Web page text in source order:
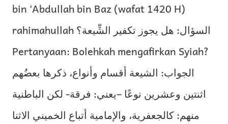
bin ‘Abdullah bin Baz (wafat 1420 H)
rahimahullah السؤال: هل يجوز تكفير الشِّيعة؟
Pertanyaan: Bolehkah mengafirkan Syiah?
الجواب: الشيعة أقسام وأنواع، ذكرها بعضُهم
اثنتين وعشرين نوعًا –يعني: فرقة- لكن الباطنية
منهم: كالجعفرية، والإمامية أتباع الخميني الاثنا